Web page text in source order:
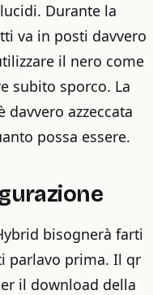
Durante la
va in posti davvero
il nero come
subito sporco. La
davvero azzeccata
possa essere.
bisognerà farti
parlavo prima. Il qr
il download della